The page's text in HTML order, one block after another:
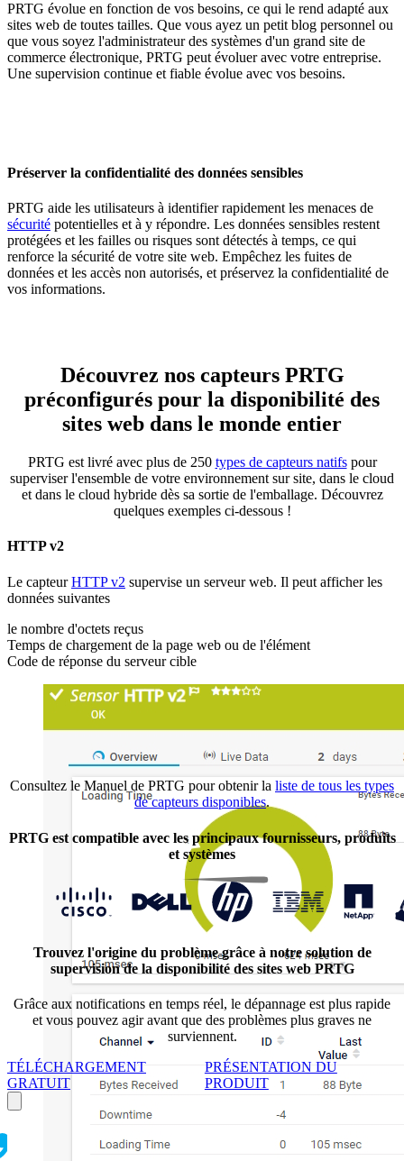
PRTG évolue en fonction de vos besoins, ce qui le rend adapté aux
sites web de toutes tailles. Que vous ayez un petit blog personnel ou
que vous soyez l'administrateur des systèmes d'un grand site de
commerce électronique, PRTG peut évoluer avec votre entreprise.
Une supervision continue et fiable évolue avec vos besoins.
Préserver la confidentialité des données sensibles
PRTG aide les utilisateurs à identifier rapidement les menaces de
sécurité potentielles et à y répondre. Les données sensibles restent
protégées et les failles ou risques sont détectés à temps, ce qui
renforce la sécurité de votre site web. Empêchez les fuites de
données et les accès non autorisés, et préservez la confidentialité de
vos informations.
Découvrez nos capteurs PRTG
préconfigurés pour la disponibilité des
sites web dans le monde entier
PRTG est livré avec plus de 250 types de capteurs natifspour
superviser l'ensemble de votre environnement sur site, dans le cloud
et dans le cloud hybride dès sa sortie de l'emballage. Découvrez
quelques exemples ci-dessous !
HTTP v2
Le capteurHTTP v2 supervise un serveur web. Il peut afficher les
données suivantes
le nombre d'octets reçus
Temps de chargement de la page web ou de l'élément
Code de réponse du serveur cible
Consultez le Manuel de PRTG pour obtenir la liste de tous les types
de capteurs disponibles.
PRTG est compatible avec les principaux fournisseurs, produits
et systèmes
Trouvez l'origine du problème grâce à notre solution de
supervision de la disponibilité des sites web PRTG
Grâce aux notifications en temps réel, le dépannage est plus rapide
et vous pouvez agir avant que des problèmes plus graves ne
surviennent.
TÉLÉCHARGEMENT
GRATUIT
PRÉSENTATION DU
PRODUIT